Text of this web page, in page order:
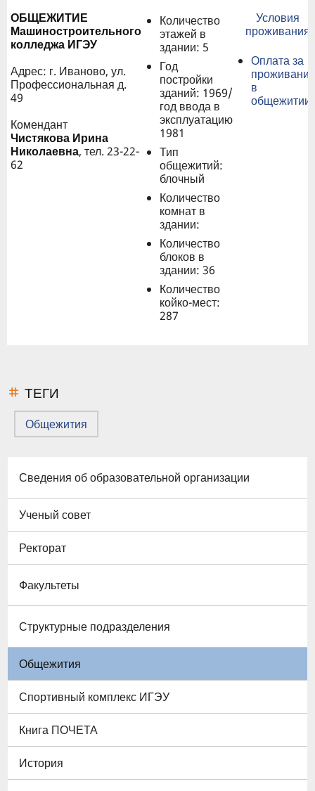
ОБЩЕЖИТИЕ
Машиностроительного
колледжа ИГЭУ
Адрес: г. Иваново, ул.
Профессиональная д.
49
Комендант
Чистякова Ирина
Николаевна, тел. 23-22-
62
Количество
этажей в
здании: 5
Год
постройки
зданий: 1969/
год ввода в
эксплуатацию
1981
Тип
общежитий:
блочный
Количество
комнат в
здании:
Количество
блоков в
здании: 36
Количество
койко-мест:
287
Условия
проживания
Оплата за
проживание
в
общежитии
ТЕГИ
Общежития
Сведения об образовательной организации
Ученый совет
Ректорат
Факультеты
Структурные подразделения
Общежития
Спортивный комплекс ИГЭУ
Книга ПОЧЕТА
История